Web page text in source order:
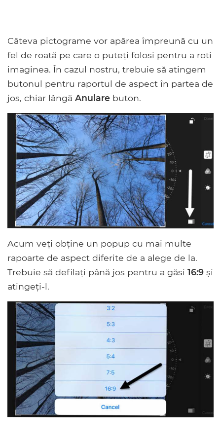
Câteva pictograme vor apărea împreună cu un
fel de roată pe care o puteți folosi pentru a roti
imaginea. În cazul nostru, trebuie să atingem
butonul pentru raportul de aspect în partea de
jos, chiar lângă Anulare buton.
Acum veți obține un popup cu mai multe
rapoarte de aspect diferite de a alege de la.
Trebuie să defilați până jos pentru a găsi 16:9 și
atingeți-l.